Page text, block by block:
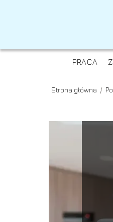
PRACA
Strona główna /